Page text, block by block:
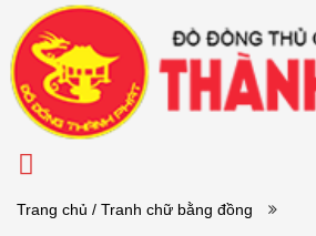
Trang chủ / Tranh chữ bằng đồng